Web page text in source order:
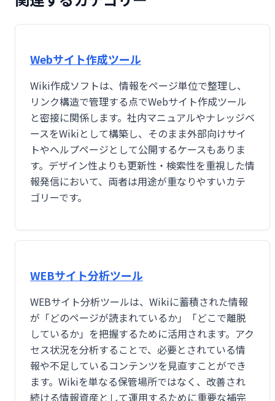
Webサイト作成ツール
Wiki作成ソフトは、情報をページ単位で整理し、
リンク構造で管理する点でWebサイト作成ツール
と密接に関係します。社内マニュアルやナレッジベ
ースをWikiとして構築し、そのまま外部向けサイ
トやヘルプページとして公開するケースもありま
す。デザイン性よりも更新性・検索性を重視した情
報発信において、両者は用途が重なりやすいカテ
ゴリーです。
WEBサイト分析ツール
WEBサイト分析ツールは、Wikiに蓄積された情報
が「どのページが読まれているか」「どこで離脱
しているか」を把握するために活用されます。アク
セス状況を分析することで、必要とされている情
報や不足しているコンテンツを見直すことができ
ます。Wikiを単なる保管場所ではなく、改善され
続ける情報資産として運用するために重要な補完